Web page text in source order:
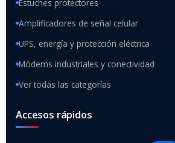
Estuches protectores
Amplificadores de señal celular
UPS, energía y protección eléctrica
Módems industriales y conectividad
Ver todas las categorías
Accesos rápidos